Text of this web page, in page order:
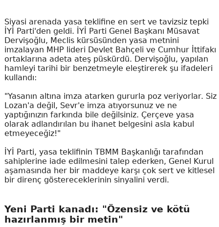
Siyasi arenada yasa teklifine en sert ve tavizsiz tepki
İYİ Parti'den geldi. İYİ Parti Genel Başkanı Müsavat
Dervişoğlu, Meclis kürsüsünden yasa metnini
imzalayan MHP lideri Devlet Bahçeli ve Cumhur İttifakı
ortaklarına adeta ateş püskürdü. Dervişoğlu, yapılan
hamleyi tarihi bir benzetmeyle eleştirerek şu ifadeleri
kullandı:
"Yasanın altına imza atarken gururla poz veriyorlar. Siz
Lozan'a değil, Sevr'e imza atıyorsunuz ve ne
yaptığınızın farkında bile değilsiniz. Çerçeve yasa
olarak adlandırılan bu ihanet belgesini asla kabul
etmeyeceğiz!"
İYİ Parti, yasa teklifinin TBMM Başkanlığı tarafından
sahiplerine iade edilmesini talep ederken, Genel Kurul
aşamasında her bir maddeye karşı çok sert ve kitlesel
bir direnç göstereceklerinin sinyalini verdi.
Yeni Parti kanadı: "Özensiz ve kötü
hazırlanmış bir metin"